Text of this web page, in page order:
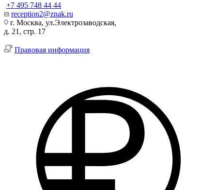
+7 495 748 44 44
reception2@znak.ru
г. Москва, ул.Электрозаводская,
д. 21, стр. 17
Правовая информация